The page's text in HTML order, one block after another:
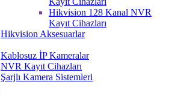
Hikvision 128 Kanal NVR
Kayıt Cihazları
Hikvision Aksesuarlar
Kablosuz İP Kameralar
NVR Kayıt Cihazları
Şarjlı Kamera Sistemleri